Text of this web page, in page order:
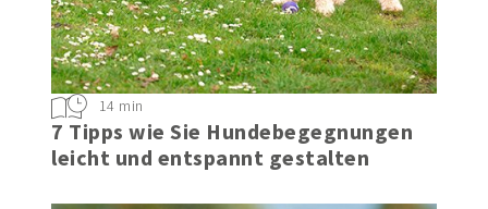
7 Tipps wie Sie Hundebegegnungen
14 min